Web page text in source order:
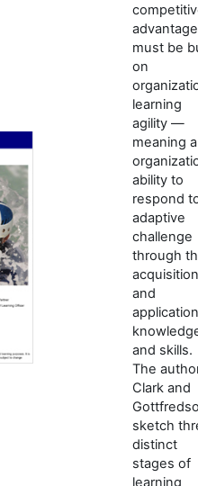
advantage
must be
on
learning
agility —
meaning
ability to
respond
adaptive
challenge
through
acquisition
and
and skills.
The
Clark and
sketch
distinct
stages of
learning